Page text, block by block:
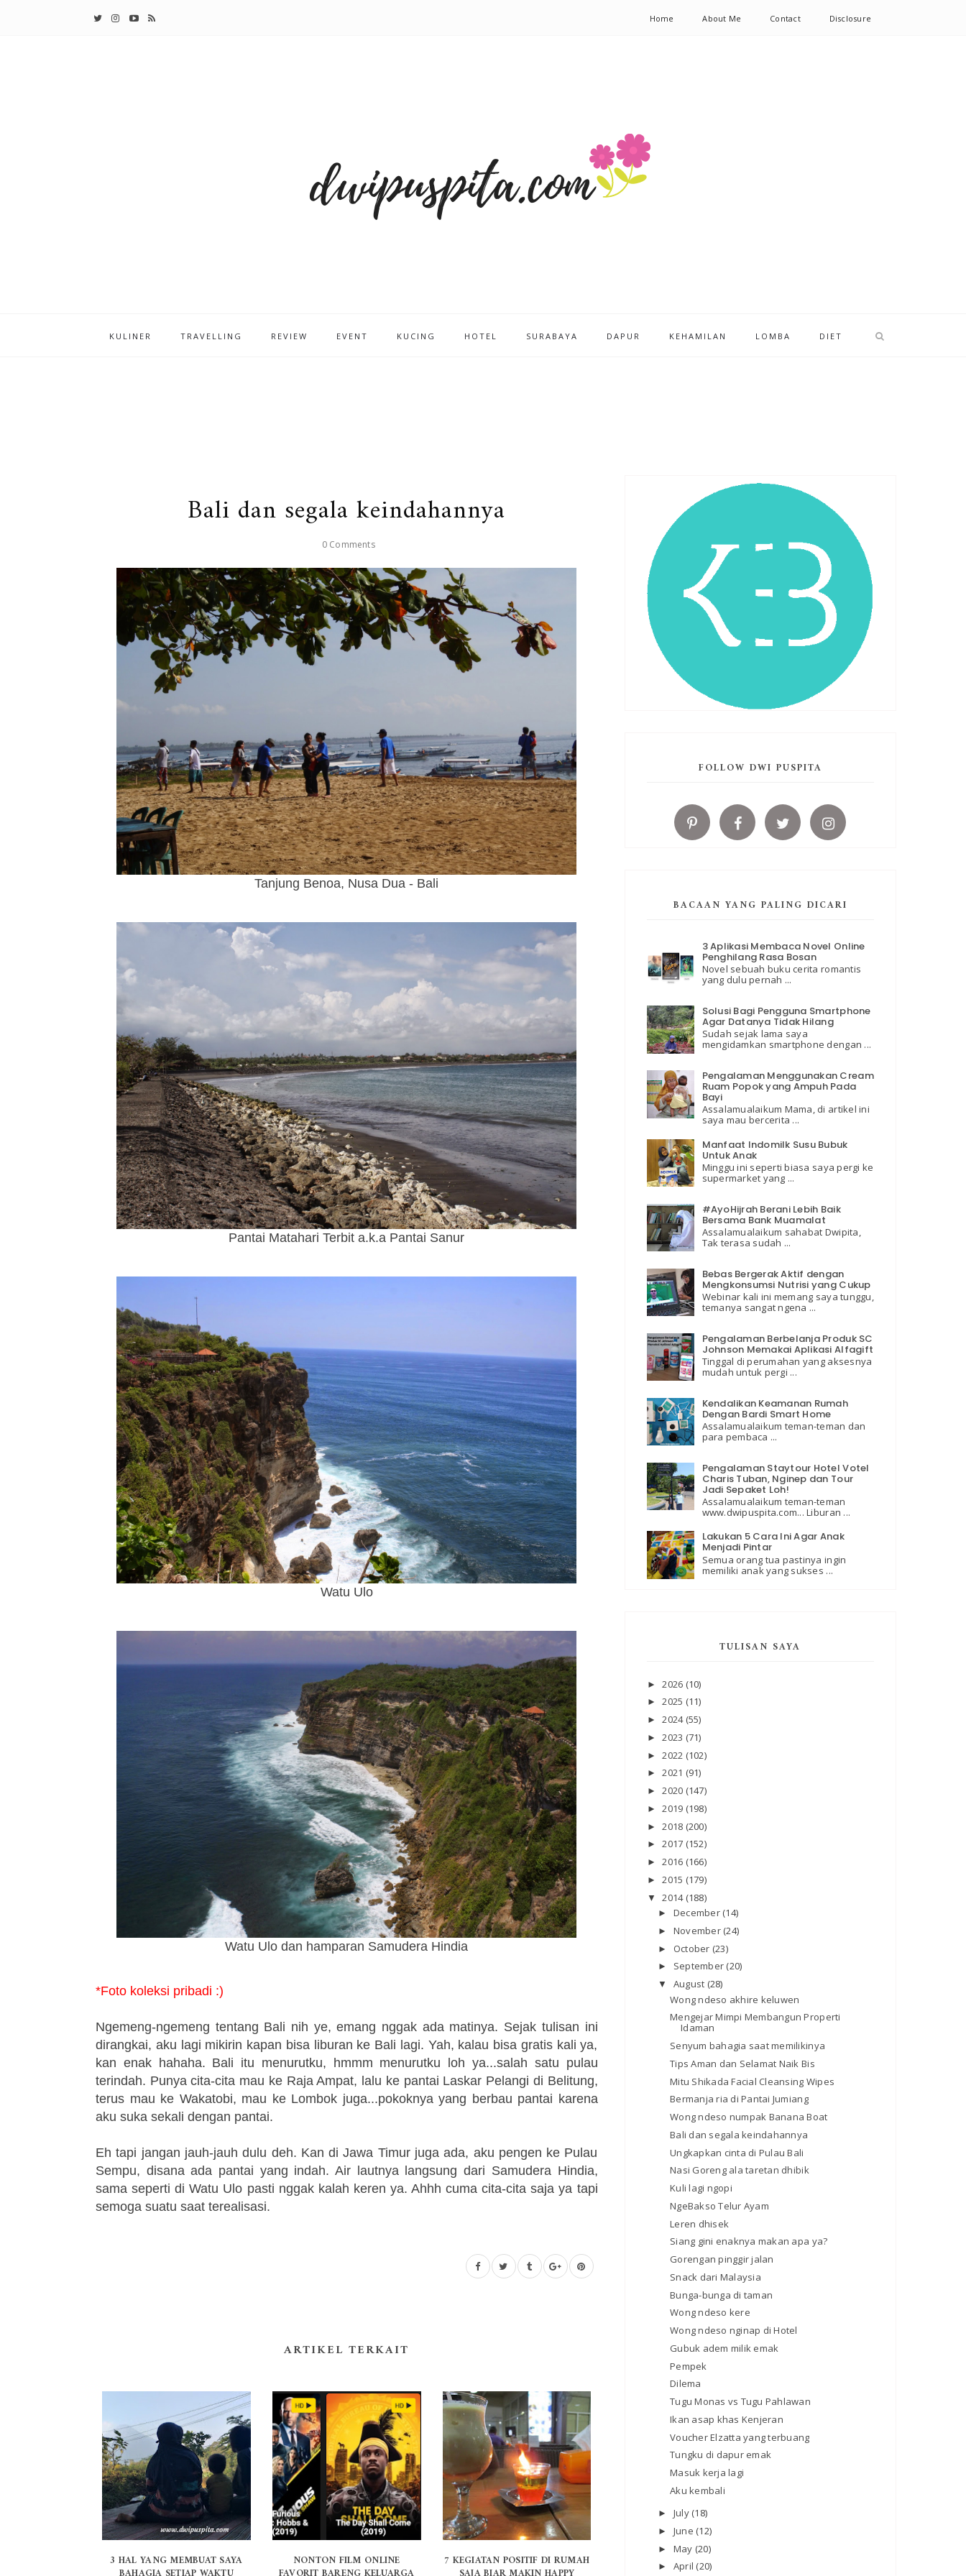
Home About Me Contact Disclosure
KULINER TRAVELLING REVIEW EVENT KUCING HOTEL SURABAYA DAPUR KEHAMILAN LOMBA DIET
Bali dan segala keindahannya
0 Comments
Tanjung Benoa, Nusa Dua - Bali
Pantai Matahari Terbit a.k.a Pantai Sanur
Watu Ulo
Watu Ulo dan hamparan Samudera Hindia
*Foto koleksi pribadi :)
Ngemeng-ngemeng tentang Bali nih ye, emang nggak ada matinya. Sejak tulisan ini
dirangkai, aku lagi mikirin kapan bisa liburan ke Bali lagi. Yah, kalau bisa gratis kali ya,
kan enak hahaha. Bali itu menurutku, hmmm menurutku loh ya...salah satu pulau
terindah. Punya cita-cita mau ke Raja Ampat, lalu ke pantai Laskar Pelangi di Belitung,
terus mau ke Wakatobi, mau ke Lombok juga...pokoknya yang berbau pantai karena
aku suka sekali dengan pantai.
Eh tapi jangan jauh-jauh dulu deh. Kan di Jawa Timur juga ada, aku pengen ke Pulau
Sempu, disana ada pantai yang indah. Air lautnya langsung dari Samudera Hindia,
sama seperti di Watu Ulo pasti nggak kalah keren ya. Ahhh cuma cita-cita saja ya tapi
semoga suatu saat terealisasi.
ARTIKEL TERKAIT
3 HAL YANG MEMBUAT SAYA NONTON FILM ONLINE 7 KEGIATAN POSITIF DI RUMAH
FOLLOW DWI PUSPITA
BACAAN YANG PALING DICARI
3 Aplikasi Membaca Novel Online
Penghilang Rasa Bosan
Novel sebuah buku cerita romantis
yang dulu pernah ...
Solusi Bagi Pengguna Smartphone
Agar Datanya Tidak Hilang
Sudah sejak lama saya
mengidamkan smartphone dengan ...
Pengalaman Menggunakan Cream
Ruam Popok yang Ampuh Pada
Bayi
Assalamualaikum Mama, di artikel ini
saya mau bercerita ...
Manfaat Indomilk Susu Bubuk
Untuk Anak
Minggu ini seperti biasa saya pergi ke
supermarket yang ...
#AyoHijrah Berani Lebih Baik
Bersama Bank Muamalat
Assalamualaikum sahabat Dwipita,
Tak terasa sudah ...
Bebas Bergerak Aktif dengan
Mengkonsumsi Nutrisi yang Cukup
Webinar kali ini memang saya tunggu,
temanya sangat ngena ...
Pengalaman Berbelanja Produk SC
Johnson Memakai Aplikasi Alfagift
Tinggal di perumahan yang aksesnya
mudah untuk pergi ...
Kendalikan Keamanan Rumah
Dengan Bardi Smart Home
Assalamualaikum teman-teman dan
para pembaca ...
Pengalaman Staytour Hotel Votel
Charis Tuban, Nginep dan Tour
Jadi Sepaket Loh!
Assalamualaikum teman-teman
www.dwipuspita.com... Liburan ...
Lakukan 5 Cara Ini Agar Anak
Menjadi Pintar
Semua orang tua pastinya ingin
memiliki anak yang sukses ...
TULISAN SAYA
►2026 (10)
►2025 (11)
►2024 (55)
►2023 (71)
►2022 (102)
►2021 (91)
►2020 (147)
►2019 (198)
►2018 (200)
►2017 (152)
►2016 (166)
►2015 (179)
▼2014 (188)
► December (14)
► November (24)
► October (23)
► September (20)
▼ August (28)
Wong ndeso akhire keluwen
Mengejar Mimpi Membangun Properti
Idaman
Senyum bahagia saat memilikinya
Tips Aman dan Selamat Naik Bis
Mitu Shikada Facial Cleansing Wipes
Bermanja ria di Pantai Jumiang
Wong ndeso numpak Banana Boat
Bali dan segala keindahannya
Ungkapkan cinta di Pulau Bali
Nasi Goreng ala taretan dhibik
Kuli lagi ngopi
NgeBakso Telur Ayam
Leren dhisek
Siang gini enaknya makan apa ya?
Gorengan pinggir jalan
Snack dari Malaysia
Bunga-bunga di taman
Wong ndeso kere
Wong ndeso nginap di Hotel
Gubuk adem milik emak
Pempek
Dilema
Tugu Monas vs Tugu Pahlawan
Ikan asap khas Kenjeran
Voucher Elzatta yang terbuang
Tungku di dapur emak
Masuk kerja lagi
Aku kembali
► July (18)
► June (12)
► May (20)
► April (20)